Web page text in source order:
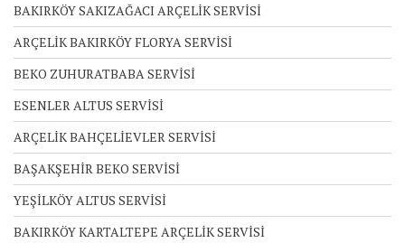
BAKIRKÖY SAKIZAĞACI ARÇELİK SERVİSİ
ARÇELİK BAKIRKÖY FLORYA SERVİSİ
BEKO ZUHURATBABA SERVİSİ
ESENLER ALTUS SERVİSİ
ARÇELİK BAHÇELİEVLER SERVİSİ
BAŞAKŞEHİR BEKO SERVİSİ
YEŞİLKÖY ALTUS SERVİSİ
BAKIRKÖY KARTALTEPE ARÇELİK SERVİSİ